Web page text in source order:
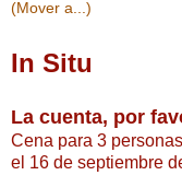
In Situ
La cuenta, por
Cena para 3 personas
el 16 de septiembre